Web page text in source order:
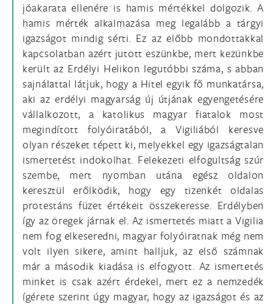
jóakarata ellenére is hamis mértékkel dolgozik. A
hamis mérték alkalmazása meg legalább a tárgyi
igazságot mindig sérti. Ez az előbb mondottakkal
kapcsolatban azért jutott eszünkbe, mert kezünkbe
került az Erdélyi Helikon legutóbbi száma, s abban
sajnálattal látjuk, hogy a Hitel egyik fő munkatársa,
aki az erdélyi magyarság új útjának egyengetésére
vállalkozott, a katolikus magyar fiatalok most
megindított folyóiratából, a Vigiliából keresve
olyan részeket tépett ki, melyekkel egy igazságtalan
ismertetést indokolhat. Felekezeti elfogultság szúr
szembe, mert nyomban utána egész oldalon
keresztül erőlködik, hogy egy tizenkét oldalas
protestáns füzet értékeit összekeresse. Erdélyben
így az öregek járnak el. Az ismertetés miatt a Vigilia
nem fog elkeseredni, magyar folyóiratnak még nem
volt ilyen sikere, amint halljuk, az első számnak
már a második kiadása is elfogyott. Az ismertetés
minket is csak azért érdekel, mert ez a nemzedék
ígérete szerint úgy magyar, hogy az igazságot és az